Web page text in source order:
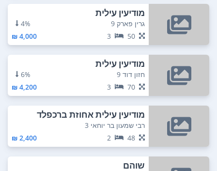
מודיעין עילית
גרין פארק 9
4%
50
3
4,000 ₪
מודיעין עילית
חזון דוד 9
6%
70
3
4,200 ₪
מודיעין עילית אחוזת ברכפלד
רבי שמעון בר יוחאי 3
48
2
2,400 ₪
שוהם